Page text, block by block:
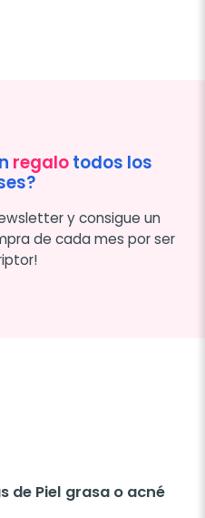
regalotodos los
y consigue un
de cada mes por ser
de Piel grasa o acné